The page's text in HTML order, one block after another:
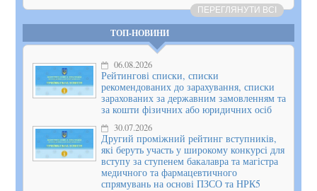
ПЕРЕГЛЯНУТИ ВСІ
ТОП-НОВИНИ
06.08.2026
Рейтингові списки, списки
рекомендованих до зарахування, списки
зарахованих за державним замовленням та
за кошти фізичних або юридичних осіб
30.07.2026
Другий проміжний рейтинг вступників,
які беруть участь у широкому конкурсі для
вступу за ступенем бакалавра та магістра
медичного та фармацевтичного
спрямувань на основі ПЗСО та НРК5